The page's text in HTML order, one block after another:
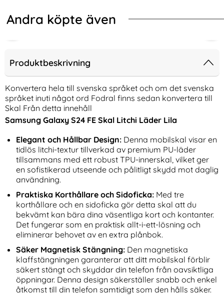
Andra köpte även
Läder Blommor Vit
Samsung Galaxy S26 Ultra
Fodral RFID Läder Fjärilar /
Blommor
Art. nr 246253
rea pris
136 krtidigare pris
136 kr
Tillgänglighet:
I lager
Köp
Galaxy S26 Ultra Fodral RFID Läder Fjärilar / Blommor
Amorus 30W GaN PD QC
Vit
Art. nr 243638
rea pris
174 krtidigare pris
174 kr
Tillgänglighet:
I lager
Amorus 30W GaN PD QC USB-
Produktbeskrivning
Konvertera hela till svenska språket och om det svenska
språket inuti något ord Fodral finns sedan konvertera till
Skal Från detta innehåll
Samsung Galaxy S24 FE Skal Litchi Läder Lila
Elegant och Hållbar Design: Denna mobilskal visar en
tidlös litchi-textur tillverkad av premium PU-läder
tillsammans med ett robust TPU-innerskal, vilket ger
en sofistikerad utseende och pålitligt skydd mot daglig
användning.
Praktiska Korthållare och Sidoficka: Med tre
korthållare och en sidoficka gör detta skal att du
bekvämt kan bära dina väsentliga kort och kontanter.
Det fungerar som en praktisk allt-i-ett-lösning och
eliminerar behovet av en extra plånbok.
Säker Magnetisk Stängning: Den magnetiska
klaffstängningen garanterar att ditt mobilskal förblir
säkert stängt och skyddar din telefon från oavsiktliga
öppningar. Denna design säkerställer snabb och enkel
åtkomst till din telefon samtidigt som den hålls säker.